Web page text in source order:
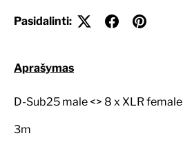
Pasidalinti:
Aprašymas
D-Sub25 male <> 8 x XLR female
3m